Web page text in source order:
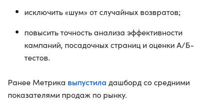
исключить «шум» от случайных возвратов;
повысить точность анализа эффективности
кампаний, посадочных страниц и оценки A/Б-
тестов.
Ранее Метрика выпустила дашборд со средними
показателями продаж по рынку.